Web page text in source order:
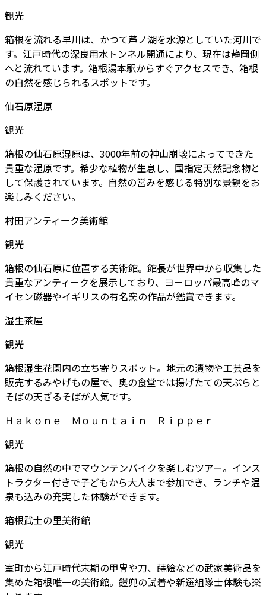
観光
箱根を流れる早川は、かつて芦ノ湖を水源としていた河川で
す。江戸時代の深良用水トンネル開通により、現在は静岡側
へと流れています。箱根湯本駅からすぐアクセスでき、箱根
の自然を感じられるスポットです。
仙石原湿原
観光
箱根の仙石原湿原は、3000年前の神山崩壊によってできた
貴重な湿原です。希少な植物が生息し、国指定天然記念物と
して保護されています。自然の営みを感じる特別な景観をお
楽しみください。
村田アンティーク美術館
観光
箱根の仙石原に位置する美術館。館長が世界中から収集した
貴重なアンティークを展示しており、ヨーロッパ最高峰のマ
イセン磁器やイギリスの有名窯の作品が鑑賞できます。
湿生茶屋
観光
箱根湿生花園内の立ち寄りスポット。地元の漬物や工芸品を
販売するみやげもの屋で、奥の食堂では揚げたての天ぷらと
そばの天ざるそばが人気です。
Ｈａｋｏｎｅ Ｍｏｕｎｔａｉｎ Ｒｉｐｐｅｒ
観光
箱根の自然の中でマウンテンバイクを楽しむツアー。インス
トラクター付きで子どもから大人まで参加でき、ランチや温
泉も込みの充実した体験ができます。
箱根武士の里美術館
観光
室町から江戸時代末期の甲冑や刀、蒔絵などの武家美術品を
集めた箱根唯一の美術館。鎧兜の試着や新選組隊士体験も楽